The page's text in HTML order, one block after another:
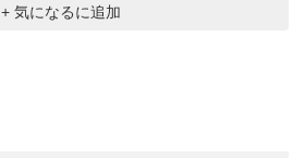
+ 気になるに追加